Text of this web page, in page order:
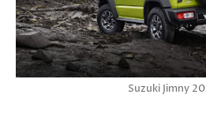
Suzuki Jimny